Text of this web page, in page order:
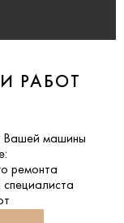
РАБОТ
Вашей машины
ремонта